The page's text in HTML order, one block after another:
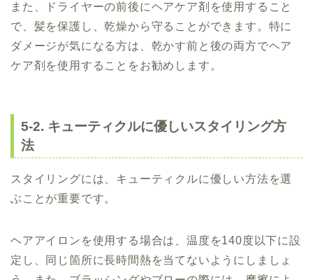
また、ドライヤーの前後にヘアケア剤を使用すること
で、髪を保護し、乾燥から守ることができます。特に
ダメージが気になる方は、乾かす前と後の両方でヘア
ケア剤を使用することをお勧めします。
5-2. キューティクルに優しいスタイリング方
法
スタイリングには、キューティクルに優しい方法を選
ぶことが重要です。
ヘアアイロンを使用する場合は、温度を140度以下に設
定し、同じ箇所に長時間熱を当てないようにしましょ